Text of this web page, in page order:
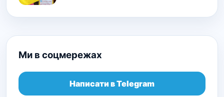
Ми в соцмережах
Написати в Telegram